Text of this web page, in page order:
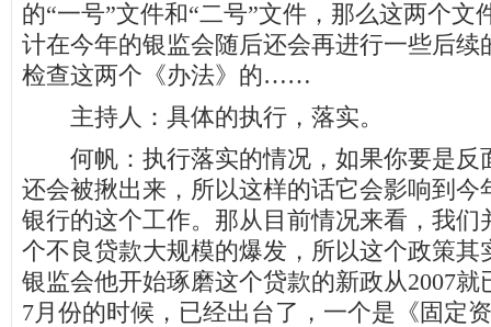
的“一号”文件和“二号”文件，那么这两个文
计在今年的银监会随后还会再进行一些后续
检查这两个《办法》的……
主持人：具体的执行，落实。
何帆：执行落实的情况，如果你要是反
还会被揪出来，所以这样的话它会影响到今
银行的这个工作。那从目前情况来看，我们
个不良贷款大规模的爆发，所以这个政策其
银监会他开始琢磨这个贷款的新政从2007就
7月份的时候，已经出台了，一个是《固定